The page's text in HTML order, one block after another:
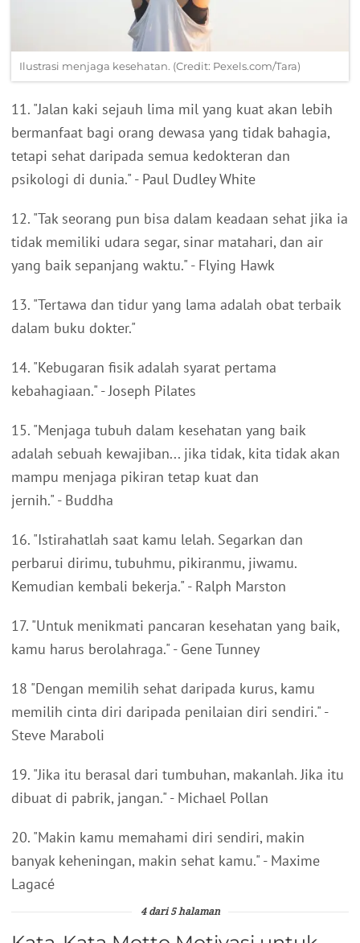
Ilustrasi menjaga kesehatan. (Credit: Pexels.com/Tara)
11. "Jalan kaki sejauh lima mil yang kuat akan lebih
bermanfaat bagi orang dewasa yang tidak bahagia,
tetapi sehat daripada semua kedokteran dan
psikologi di dunia." - Paul Dudley White
12. "Tak seorang pun bisa dalam keadaan sehat jika ia
tidak memiliki udara segar, sinar matahari, dan air
yang baik sepanjang waktu." - Flying Hawk
13. "Tertawa dan tidur yang lama adalah obat terbaik
dalam buku dokter."
14. "Kebugaran fisik adalah syarat pertama
kebahagiaan." - Joseph Pilates
15. "Menjaga tubuh dalam kesehatan yang baik
adalah sebuah kewajiban... jika tidak, kita tidak akan
mampu menjaga pikiran tetap kuat dan
jernih." - Buddha
16. "Istirahatlah saat kamu lelah. Segarkan dan
perbarui dirimu, tubuhmu, pikiranmu, jiwamu.
Kemudian kembali bekerja." - Ralph Marston
17. "Untuk menikmati pancaran kesehatan yang baik,
kamu harus berolahraga." - Gene Tunney
18 "Dengan memilih sehat daripada kurus, kamu
memilih cinta diri daripada penilaian diri sendiri." -
Steve Maraboli
19. "Jika itu berasal dari tumbuhan, makanlah. Jika itu
dibuat di pabrik, jangan." - Michael Pollan
20. "Makin kamu memahami diri sendiri, makin
banyak keheningan, makin sehat kamu." - Maxime
Lagacé
4 dari 5 halaman